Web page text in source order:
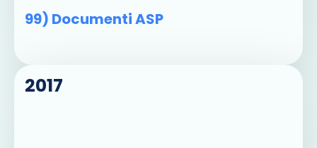
99) Documenti ASP
2017